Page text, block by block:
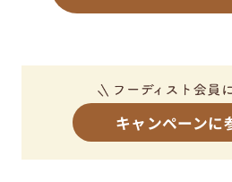
キャンペーンに